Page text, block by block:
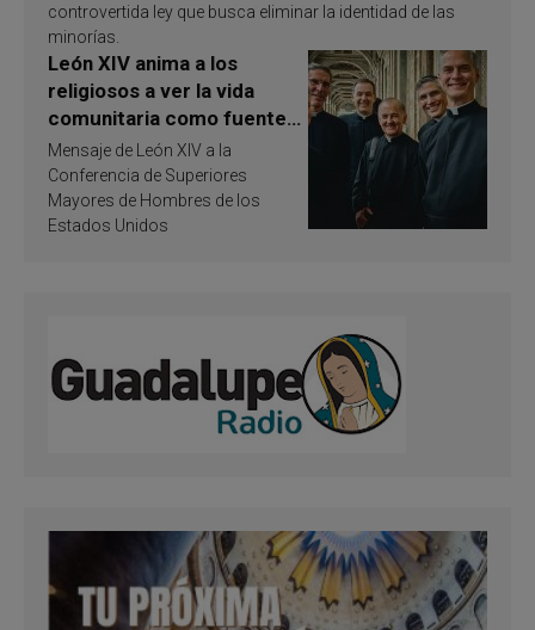
controvertida ley que busca eliminar la identidad de las
minorías.
León XIV anima a los
religiosos a ver la vida
comunitaria como fuente
de inspiración y
santificación
Mensaje de León XIV a la
Conferencia de Superiores
Mayores de Hombres de los
Estados Unidos